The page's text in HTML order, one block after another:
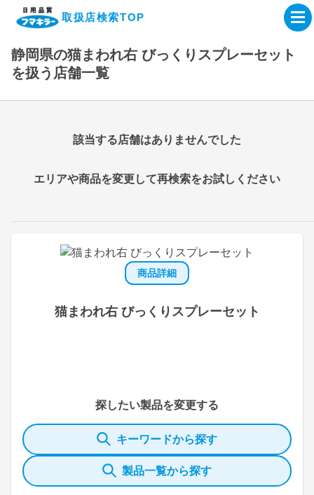
取扱店検索TOP
企業・IR情報サイト
製品情報サイト
オンラインショップ
製品検索はこちら
取扱店検索はこちら
静岡県の猫まわれ右 びっくりスプレーセット
を扱う店舗一覧
商品詳細
猫まわれ右 びっくりスプレーセット
探したい製品を変更する
キーワードから探す
製品一覧から探す
該当する店舗はありませんでした
エリアや商品を変更して再検索をお試しください